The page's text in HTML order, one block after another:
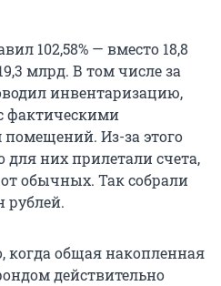
102,58% — вместо 18,8
млрд. В том числе за
инвентаризацию,
фактическими
Из-за этого
них прилетали счета,
обычных. Так собрали
рублей.
когда общая накопленная
действительно